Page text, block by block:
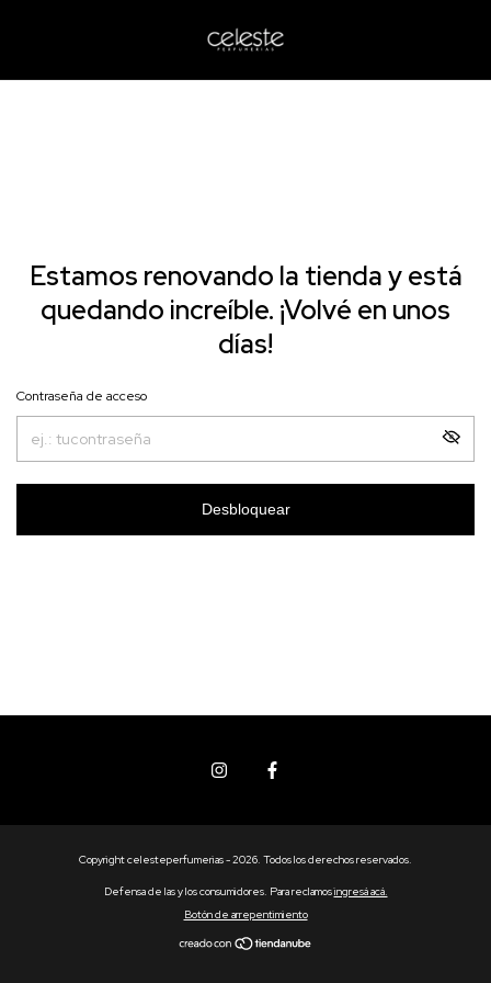
Estamos renovando la tienda y está
quedando increíble. ¡Volvé en unos
días!
Contraseña de acceso
Desbloquear
Copyright celesteperfumerias - 2026. Todos los derechos reservados.
Defensa de las y los consumidores. Para reclamosingresá acá.
Botón de arrepentimiento